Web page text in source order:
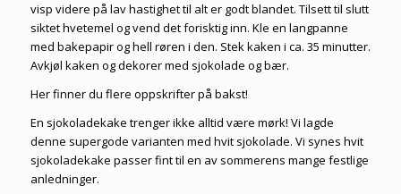
visp videre på lav hastighet til alt er godt blandet. Tilsett til slutt
siktet hvetemel og vend det forisktig inn. Kle en langpanne
med bakepapir og hell røren i den. Stek kaken i ca. 35 minutter.
Avkjøl kaken og dekorer med sjokolade og bær.
Her finner du flere oppskrifter på bakst!
En sjokoladekake trenger ikke alltid være mørk! Vi lagde
denne supergode varianten med hvit sjokolade. Vi synes hvit
sjokoladekake passer fint til en av sommerens mange festlige
anledninger.